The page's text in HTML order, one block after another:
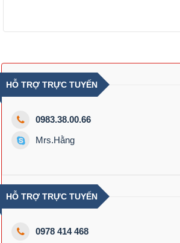
HỖ TRỢ TRỰC TUYẾN
0983.38.00.66
Mrs.Hằng
HỖ TRỢ TRỰC TUYẾN
0978 414 468